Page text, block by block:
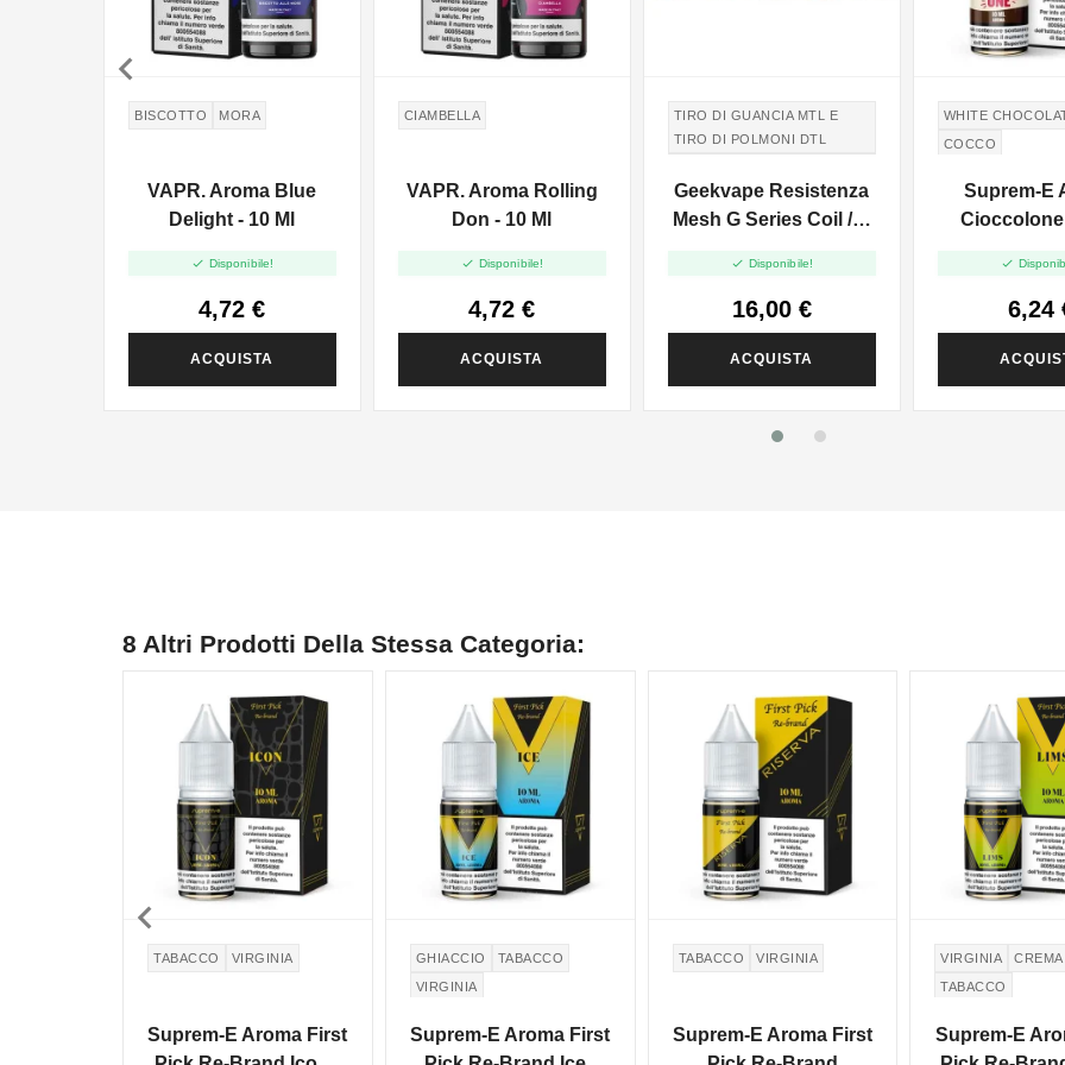
BISCOTTO MORA
VAPR. Aroma Blue
Delight - 10 Ml
 Disponibile!
4,72 €
ACQUISTA
CIAMBELLA
VAPR. Aroma Rolling
Don - 10 Ml
 Disponibile!
4,72 €
ACQUISTA
TIRO DI GUANCIA MTL E
TIRO DI POLMONI DTL
TIRO DI POLMONI DTL
Geekvape Resistenza
Mesh G Series Coil / G
0.6ohm - 5pz
 Disponibile!
16,00 €
ACQUISTA
WHITE
COCCO
LAMPONE
CIOCCOLATO
Suprem-E
Cioccolone

6,24

8 Altri Prodotti Della Stessa Categoria:
TABACCO VIRGINIA
Suprem-E Aroma First
NON DISPONIBILE
GHIACCIO
TABACCO
VIRGINIA
Suprem-E Aroma First
TABACCO VIRGINIA
Suprem-E Aroma First
VIRGINIA CREMA
TABACCO
Suprem-E
